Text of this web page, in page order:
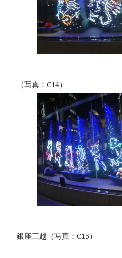
（写真：C14）
銀座三越（写真：C15）